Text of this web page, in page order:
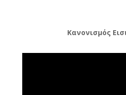
Κανονισμός